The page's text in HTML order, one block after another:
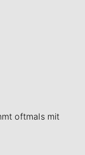
oftmals mit